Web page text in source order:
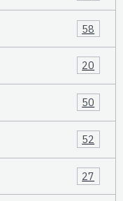
58
20
50
52
27